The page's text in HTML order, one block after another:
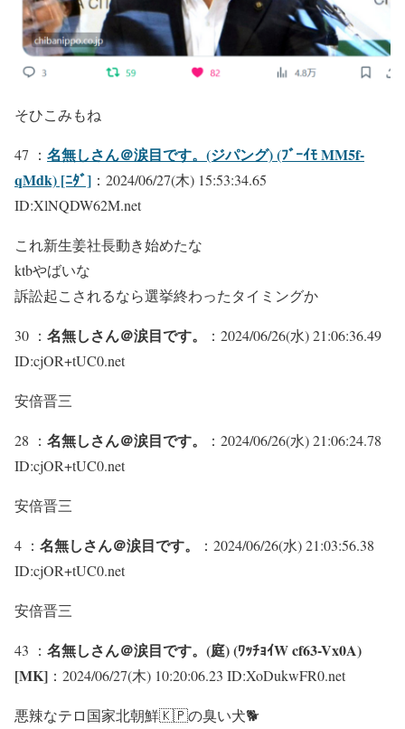
そひこみもね
47 ： 名無しさん＠涙目です。(ジパング) (ﾌﾞｰｲﾓ MM5f-
qMdk) [ﾆﾀﾞ] ：2024/06/27(木) 15:53:34.65
ID:XlNQDW62M.net
これ新生姜社長動き始めたな
ktbやばいな
訴訟起こされるなら選挙終わったタイミングか
30 ： 名無しさん＠涙目です。
：2024/06/26(水) 21:06:36.49
ID:cjOR+tUC0.net
安倍晋三
28 ： 名無しさん＠涙目です。
：2024/06/26(水) 21:06:24.78
ID:cjOR+tUC0.net
安倍晋三
4 ： 名無しさん＠涙目です。
：2024/06/26(水) 21:03:56.38
ID:cjOR+tUC0.net
安倍晋三
43 ： 名無しさん＠涙目です。(庭) (ﾜｯﾁｮｲW cf63-Vx0A)
[MK] ：2024/06/27(木) 10:20:06.23 ID:XoDukwFR0.net
悪辣なテロ国家北朝鮮🇰🇵の臭い犬🐕